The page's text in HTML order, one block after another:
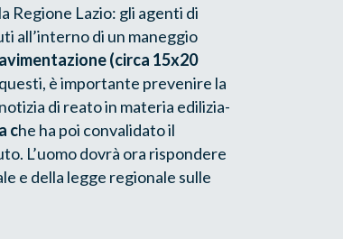
Regione Lazio: gli agenti di
all’interno di un maneggio
(circa 15x20
è importante prevenire la
di reato in materia edilizia-
che ha poi convalidato il
L’uomo dovrà ora rispondere
e della legge regionale sulle